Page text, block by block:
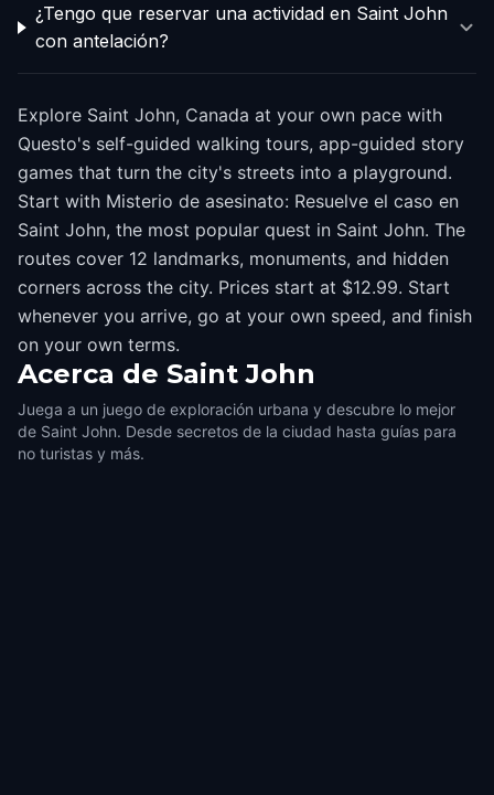
¿Tengo que reservar una actividad en Saint John
con antelación?
Explore Saint John, Canada at your own pace with
Questo's self-guided walking tours, app-guided story
games that turn the city's streets into a playground.
Start with Misterio de asesinato: Resuelve el caso en
Saint John, the most popular quest in Saint John. The
routes cover 12 landmarks, monuments, and hidden
corners across the city. Prices start at $12.99. Start
whenever you arrive, go at your own speed, and finish
on your own terms.
Acerca de Saint John
Juega a un juego de exploración urbana y descubre lo mejor
de Saint John. Desde secretos de la ciudad hasta guías para
no turistas y más.